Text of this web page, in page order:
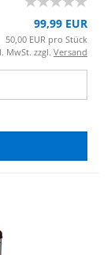
99,99 EUR
50,00 EUR pro Stück
MwSt. zzgl. Versand